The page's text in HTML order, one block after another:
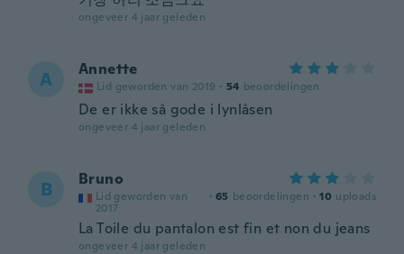
ongeveer 4 jaar geleden
A Annette
Lid geworden van 2019 · 54 beoordelingen
De er ikke så gode i lynlåsen
ongeveer 4 jaar geleden
B Bruno
Lid geworden van
2017
· 65 beoordelingen · 10 uploads
La Toile du pantalon est fin et non du jeans
ongeveer 4 jaar geleden